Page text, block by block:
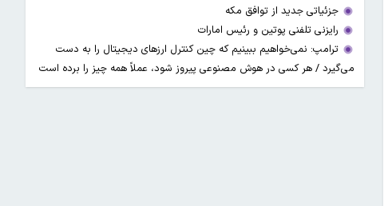
جزئیاتی جدید از توافق مکه
رایزنی تلفنی پوتین و رئیس امارات
ترامپ: نمی‌خواهیم ببینیم که چین کنترل ارز‌های دیجیتال را به دست
می‌گیرد / هر کسی در هوش مصنوعی پیروز شود، عملاً همه چیز را برده است